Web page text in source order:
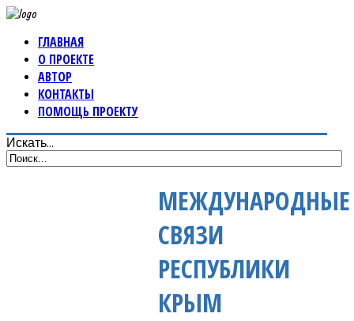
ГЛАВНАЯ
О ПРОЕКТЕ
АВТОР
КОНТАКТЫ
ПОМОЩЬ ПРОЕКТУ
Искать...
МЕЖДУНАРОДНЫЕ
СВЯЗИ
РЕСПУБЛИКИ
КРЫМ